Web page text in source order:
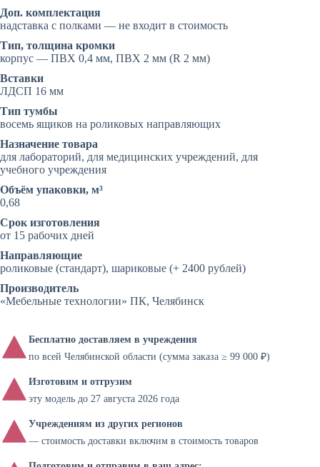
Доп. комплектация
надставка с полками — не входит в стоимость
Тип, толщина кромки
корпус — ПВХ 0,4 мм, ПВХ 2 мм (R 2 мм)
Вставки
ЛДСП 16 мм
Тип тумбы
восемь ящиков на роликовых направляющих
Назначение товара
для лабораторий, для медицинских учреждений, для
учебного учреждения
Объём упаковки, м³
0,68
Срок изготовления
от 15 рабочих дней
Направляющие
роликовые (стандарт), шариковые (+ 2400 рублей)
Производитель
«Мебельные технологии» ПК, Челябинск
Бесплатно доставляем в учреждения
по всей Челябинской области (сумма заказа ≥ 99 000 ₽)
Изготовим и отгрузим
эту модель до 27 августа 2026 года
Учреждениям из других регионов
— стоимость доставки включим в стоимость товаров